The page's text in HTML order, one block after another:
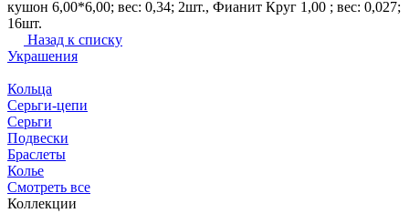
кушон 6,00*6,00; вес: 0,34; 2шт., Фианит Круг 1,00 ; вес: 0,027;
16шт.
Назад к списку
Украшения
Кольца
Серьги-цепи
Серьги
Подвески
Браслеты
Колье
Смотреть все
Коллекции